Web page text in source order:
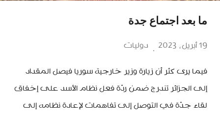
ما بعد اجتماع جدة
19 أبريل، 2023 دوليات
فيما يرى كثر أن زيارة وزير خارجية سوريا فيصل المقداد
إلى الجزائر تندرج ضمن ردّة فعل نظام الأسد على إخفاق
لقاء جدّة في التوصل إلى تفاهمات لإعادة نظامه إلى